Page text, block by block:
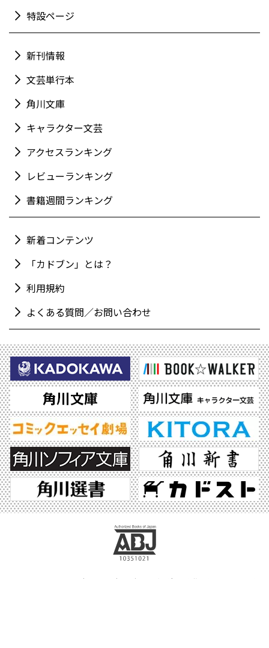
特設ページ
新刊情報
文芸単行本
角川文庫
キャラクター文芸
アクセスランキング
レビューランキング
書籍週間ランキング
新着コンテンツ
「カドブン」とは？
利用規約
よくある質問／お問い合わせ
ABJマークは、この電子書店・電子書籍配信サービスが、著作権者からコンテンツ使